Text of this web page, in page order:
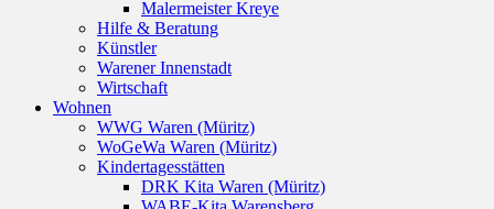
Malermeister Kreye
Hilfe & Beratung
Künstler
Warener Innenstadt
Wirtschaft
Wohnen
WWG Waren (Müritz)
WoGeWa Waren (Müritz)
Kindertagesstätten
DRK Kita Waren (Müritz)